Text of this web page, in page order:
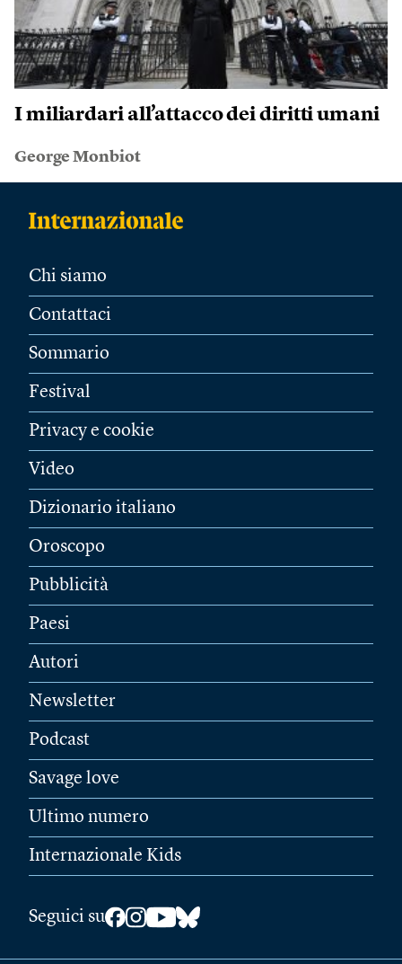
I miliardari all’attacco dei diritti umani
George Monbiot
Chi siamo
Contattaci
Sommario
Festival
Privacy e cookie
Video
Dizionario italiano
Oroscopo
Pubblicità
Paesi
Autori
Newsletter
Podcast
Savage love
Ultimo numero
Internazionale Kids
Seguici su